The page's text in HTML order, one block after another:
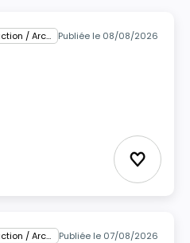
BTP / Matériaux de construction / Architecture Publiée le 08/08/2026
Ajouter
BTP / Matériaux de construction / Architecture Publiée le 07/08/2026